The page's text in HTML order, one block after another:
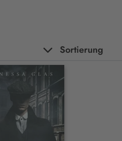
Sortierung